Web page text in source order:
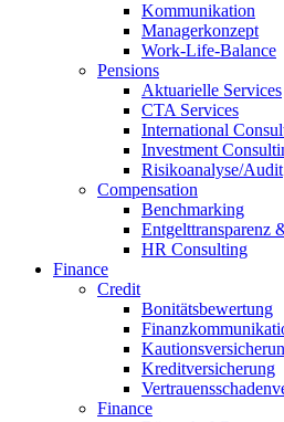
Kommunikation
Managerkonzept
Work-Life-Balance
Pensions
Aktuarielle Services
CTA Services
International
Investment
Risikoanalyse/Audit
Compensation
Benchmarking
Entgelttransparenz
HR Consulting
Finance
Credit
Bonitätsbewertung
Kreditversicherung
Finance